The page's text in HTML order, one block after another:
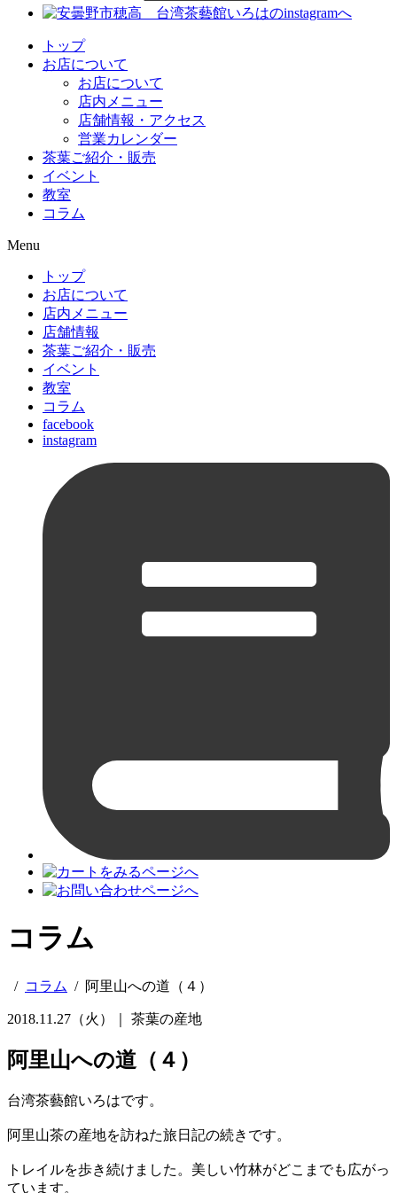
トップ
お店について
お店について
店内メニュー
店舗情報・アクセス
営業カレンダー
茶葉ご紹介・販売
イベント
教室
コラム
Menu
トップ
お店について
店内メニュー
店舗情報
茶葉ご紹介・販売
イベント
教室
コラム
facebook
instagram
コラム
/ コラム / 阿里山への道（４）
2018.11.27（火）｜ 茶葉の産地
阿里山への道（４）
台湾茶藝館いろはです。
阿里山茶の産地を訪ねた旅日記の続きです。
トレイルを歩き続けました。美しい竹林がどこまでも広がっ
ています。